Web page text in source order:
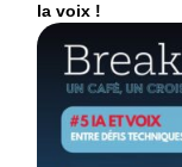
la voix !